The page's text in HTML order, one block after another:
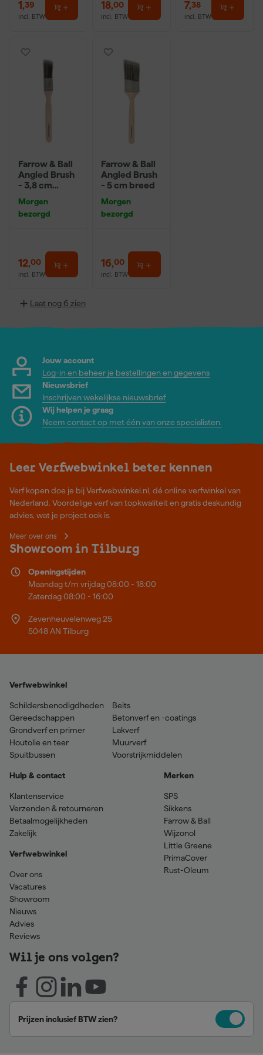
1,39
incl. BTW
18,00
incl. BTW
7,38
incl. BTW
Farrow & Ball
Angled Brush
- 3,8 cm
Morgen
bezorgd
12,00
incl. BTW
Farrow & Ball
Angled Brush
- 5 cm breed
Morgen
bezorgd
16,00
incl. BTW
Laat nog 6 zien
Jouw account
Log-in en beheer je bestellingen en gegevens
Nieuwsbrief
Inschrijven wekelijkse nieuwsbrief
Wij helpen je graag
Neem contact op met één van onze specialisten.
Leer Verfwebwinkel beter kennen
Verf kopen doe je bij Verfwebwinkel.nl, dé online verfwinkel van
Nederland. Voordelige verf van topkwaliteit en gratis deskundig
advies, wat je project ook is.
Meer over ons
Showroom in Tilburg
Openingstijden
Maandag t/m vrijdag 08:00 - 18:00
Zaterdag 08:00 - 16:00
Zevenheuvelenweg 25
5048 AN Tilburg
Verfwebwinkel
Schildersbenodigdheden
Gereedschappen
Grondverf en primer
Houtolie en teer
Spuitbussen
Beits
Betonverf en -coatings
Lakverf
Muurverf
Voorstrijkmiddelen
Hulp & contact
Klantenservice
Verzenden & retourneren
Betaalmogelijkheden
Zakelijk
Verfwebwinkel
Over ons
Vacatures
Showroom
Nieuws
Advies
Reviews
Merken
SPS
Sikkens
Farrow & Ball
Wijzonol
Little Greene
PrimaCover
Rust-Oleum
Wil je ons volgen?
Prijzen inclusief BTW zien?